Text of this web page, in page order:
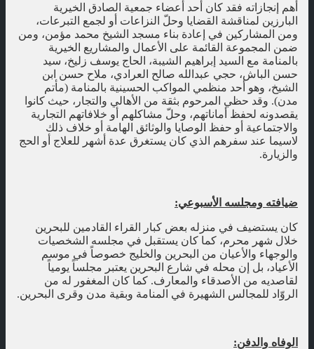
أهم إنجازاته فقد كان أحد أعضاء جمعية الصادق الخيرية
البارزين لمناقشة القضايا وحلّ النزاعات أو لجمع التبرعات،
ومن المشاركين في إعادة بناء مسجد الشيخ محمد مؤمن، ومن
ضمن المجموعة القائمة على الأعمال والمشاريع الخيرية
بالمنامة مع السيد إبراهيم الشيبة، الحاج يوسف زليخ، سيد
حسن الباش، حجي عبدالله صالح العرادي، ملاح حسن ابن
الشيخ، وهو أحد منظمي المواكب الحسينية بالمنامة (مأتم
مدن). وقد حظي المرحوم بثقة من الأهالي والتجار، حيث كانوا
يقصدونه لحفظ أماناتهم، وحلّ مشاكلهم أو خلافاتهم التجارية
والاجتماعية أو حفظ الوصايا والوثائق الهامة أو خلاف ذلك
لاسيما عند سفرهم الذي كان يستغرق عدة أشهر للعلاج أو الحج
والزيارة.
ضيافته ومجلسه الأسبوعي:
كان يستضيف في منزله بعض كبار القراء القادمين للبحرين
خلال شهر محرم، كما كان يستقبل في مجلسه الشخصيات
والوجهاء والأعيان من البحرين والخليج خصوصاً في موسم
الأعياد، بل إن محله في شارع البحرين يعتبر مجلساً يومياً
لقاصديه من الأصدقاء والمعارف. كما كان المغفور له من
الروّاد للمجالس الشهيرة في المنامة وبقية مدن وقرى البحرين.
الوفاه والدفن: